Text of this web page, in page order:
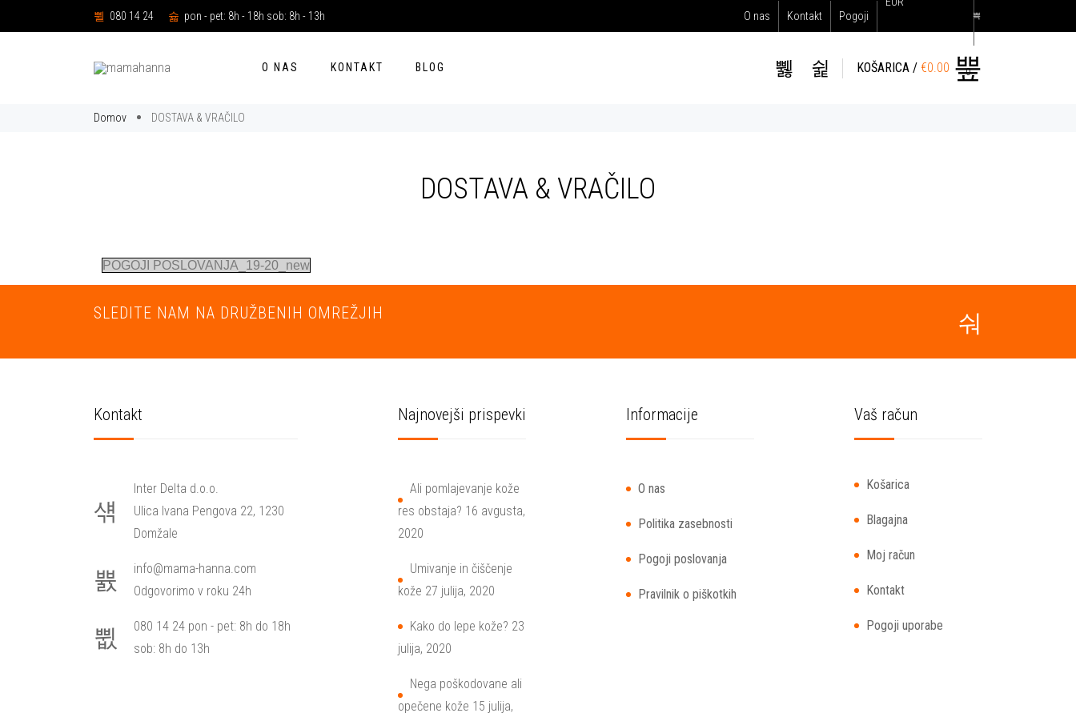
080 14 24 pon - pet: 8h - 18h sob: 8h - 13h O nas Kontakt Pogoji
O NAS KONTAKT BLOG 0
KOŠARICA / €0.00
Domov DOSTAVA & VRAČILO
DOSTAVA & VRAČILO
POGOJI POSLOVANJA_19-20_new
SLEDITE NAM NA DRUŽBENIH OMREŽJIH
Kontakt
Inter Delta d.o.o.
Ulica Ivana Pengova 22, 1230
Domžale
info@mama-hanna.com
Odgovorimo v roku 24h
080 14 24 pon - pet: 8h do 18h
sob: 8h do 13h
Najnovejši prispevki
Ali pomlajevanje kože
res obstaja? 16 avgusta,
2020
Umivanje in čiščenje
kože 27 julija, 2020
Kako do lepe kože? 23
julija, 2020
Nega poškodovane ali
opečene kože 15 julija,
Informacije
O nas
Politika zasebnosti
Pogoji poslovanja
Pravilnik o piškotkih
Vaš račun
Košarica
Blagajna
Moj račun
Kontakt
Pogoji uporabe